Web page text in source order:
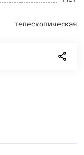
телескопическая